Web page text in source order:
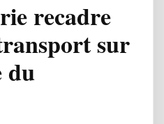
recadre
sur
du